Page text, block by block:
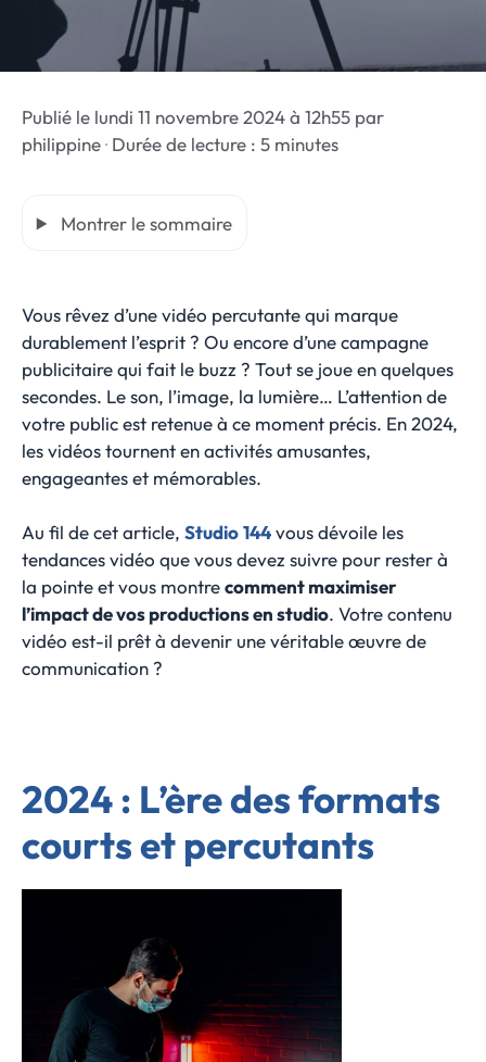
Publié le lundi 11 novembre 2024 à 12h55 par
philippine· Durée de lecture : 5 minutes
Montrer le sommaire
Vous rêvez d’une vidéo percutante qui marque
durablement l’esprit ? Ou encore d’une campagne
publicitaire qui fait le buzz ? Tout se joue en quelques
secondes. Le son, l’image, la lumière… L’attention de
votre public est retenue à ce moment précis. En 2024,
les vidéos tournent en activités amusantes,
engageantes et mémorables.
Au fil de cet article, Studio144vous dévoile les
tendances vidéo que vous devez suivre pour rester à
la pointe et vous montrecomment maximiser
l’impact de vos productions en studio. Votre contenu
vidéo est-il prêt à devenir une véritable œuvre de
communication ?
2024 : L’ère des formats
courts et percutants